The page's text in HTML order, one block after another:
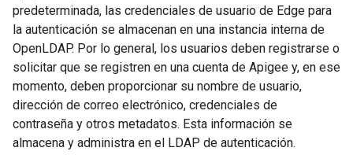
predeterminada, las credenciales de usuario de Edge para
la autenticación se almacenan en una instancia interna de
OpenLDAP. Por lo general, los usuarios deben registrarse o
solicitar que se registren en una cuenta de Apigee y, en ese
momento, deben proporcionar su nombre de usuario,
dirección de correo electrónico, credenciales de
contraseña y otros metadatos. Esta información se
almacena y administra en el LDAP de autenticación.